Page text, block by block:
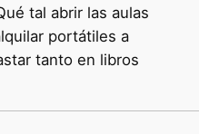
tal abrir las aulas
portátiles a
tanto en libros